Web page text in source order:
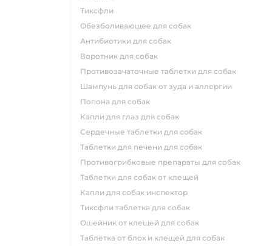
тиксфли
обезболивающее для собак
антибиотики для собак
воротник для собак
противозачаточные таблетки для собак
шампунь для собак от зуда и аллергии
попона для собак
капли для глаз для собак
сердечные таблетки для собак
таблетки для печени для собак
противогрибковые препараты для собак
таблетки для собак от клещей
капли для собак инспектор
тиксфли таблетка для собак
ошейник от клещей для собак
таблетка от блох и клещей для собак